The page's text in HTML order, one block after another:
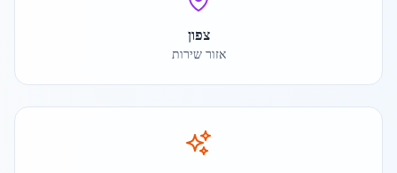
צפון
אזור שירות